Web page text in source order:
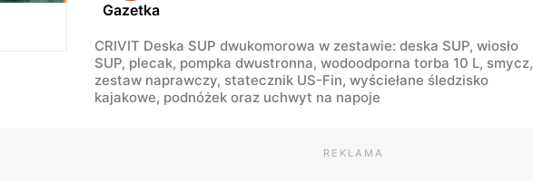
Gazetka
CRIVIT Deska SUP dwukomorowa w zestawie: deska SUP, wiosło
SUP, plecak, pompka dwustronna, wodoodporna torba 10 L, smycz,
zestaw naprawczy, statecznik US-Fin, wyściełane śledzisko
kajakowe, podnóżek oraz uchwyt na napoje
REKLAMA